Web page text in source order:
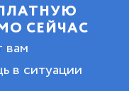
СЕЙЧАС
вам
в ситуации